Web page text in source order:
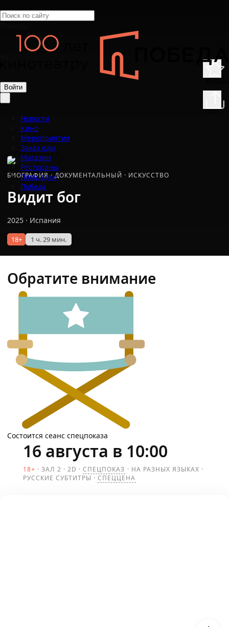
Войти
Новости
Кино
Мероприятия
Заказ еды
Магазин
Рестораны
Площадки
Победа
БИОГРАФИЯ·ДОКУМЕНТАЛЬНЫЙ · ИСКУССТВО
Видит бог
2025 · Испания
18+ 1 ч. 29 мин.
Обратите внимание
Состоится сеанс спецпоказа
16 августа в 10:00
18+ ЗАЛ 2 2D СПЕЦПОКАЗ
НА РАЗНЫХ ЯЗЫКАХ
РУССКИЕ СУБТИТРЫ
СПЕЦЦЕНА